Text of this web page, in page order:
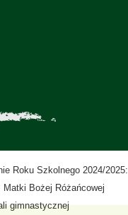
Roku Szkolnego 2024/2025:
Bożej Różańcowej
gimnastycznej